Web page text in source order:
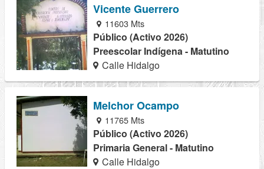
Vicente Guerrero
11603 Mts
Público (Activo 2026)
Preescolar Indígena - Matutino
Calle Hidalgo
Melchor Ocampo
11765 Mts
Público (Activo 2026)
Primaria General - Matutino
Calle Hidalgo